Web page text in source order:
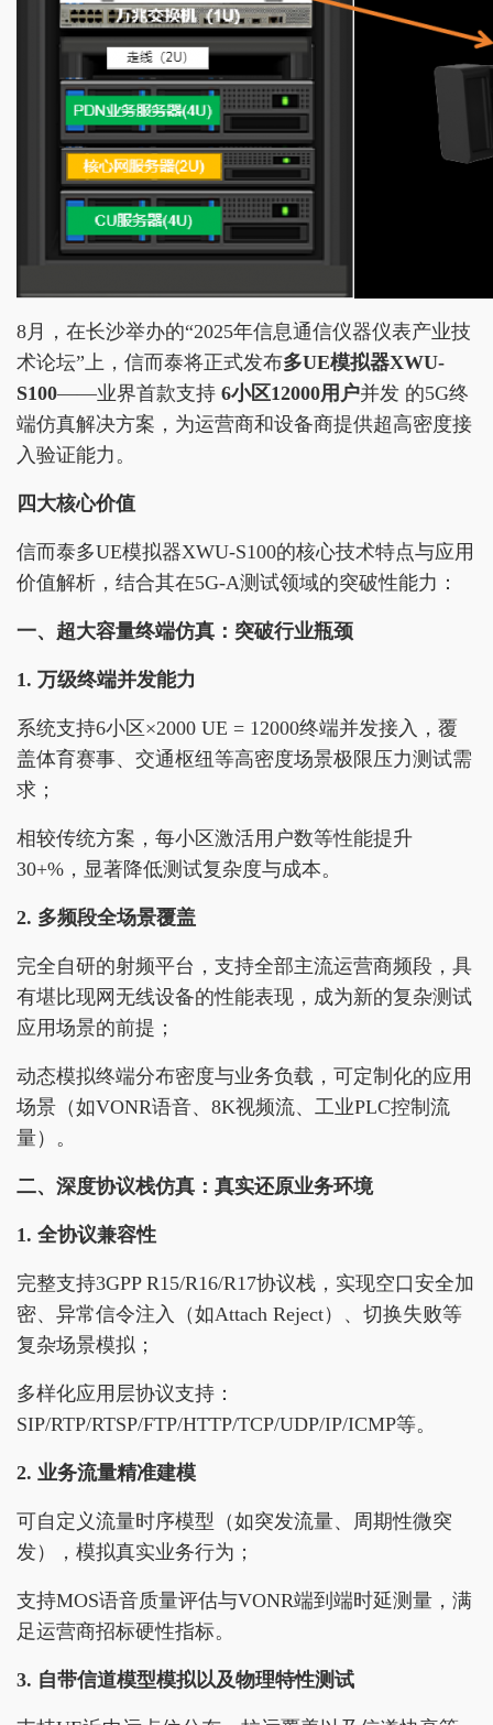
8月，在长沙举办的“2025年信息通信仪器仪表产业技
术论坛”上，信而泰将正式发布多UE模拟器XWU-
S100——业界首款支持 6小区12000用户并发 的5G终
端仿真解决方案，为运营商和设备商提供超高密度接
入验证能力。
四大核心价值
信而泰多UE模拟器XWU-S100的核心技术特点与应用
价值解析，结合其在5G-A测试领域的突破性能力：
一、超大容量终端仿真：突破行业瓶颈
1. 万级终端并发能力
系统支持6小区×2000 UE = 12000终端并发接入，覆
盖体育赛事、交通枢纽等高密度场景极限压力测试需
求；
相较传统方案，每小区激活用户数等性能提升
30+%，显著降低测试复杂度与成本。
2. 多频段全场景覆盖
完全自研的射频平台，支持全部主流运营商频段，具
有堪比现网无线设备的性能表现，成为新的复杂测试
应用场景的前提；
动态模拟终端分布密度与业务负载，可定制化的应用
场景（如VONR语音、8K视频流、工业PLC控制流
量）。
二、深度协议栈仿真：真实还原业务环境
1. 全协议兼容性
完整支持3GPP R15/R16/R17协议栈，实现空口安全加
密、异常信令注入（如Attach Reject）、切换失败等
复杂场景模拟；
多样化应用层协议支持：
SIP/RTP/RTSP/FTP/HTTP/TCP/UDP/IP/ICMP等。
2. 业务流量精准建模
可自定义流量时序模型（如突发流量、周期性微突
发），模拟真实业务行为；
支持MOS语音质量评估与VONR端到端时延测量，满
足运营商招标硬性指标。
3. 自带信道模型模拟以及物理特性测试